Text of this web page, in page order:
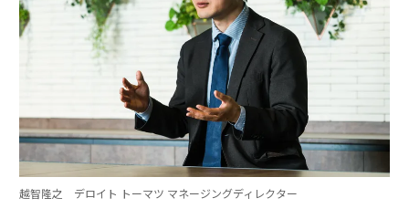
越智隆之 デロイト トーマツ マネージングディレクター